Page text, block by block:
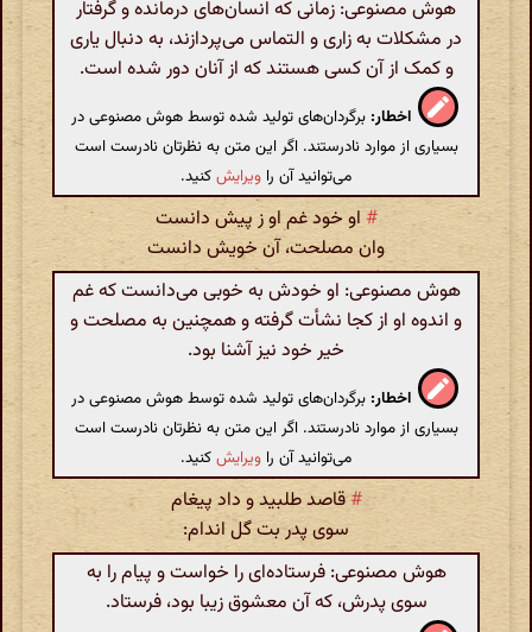
هوش مصنوعی: زمانی که انسان‌های درمانده و گرفتار
در مشکلات به زاری و التماس می‌پردازند، به دنبال یاری
و کمک از آن کسی هستند که از آنان دور شده است.
اخطار: برگردان‌های تولید شده توسط هوش مصنوعی در
بسیاری از موارد نادرستند. اگر این متن به نظرتان نادرست است
می‌توانید آن را ویرایشکنید.
# او خود غم او ز پیش دانست
وان مصلحت، آن خویش دانست
هوش مصنوعی: او خودش به خوبی می‌دانست که غم
و اندوه او از کجا نشأت گرفته و همچنین به مصلحت و
خیر خود نیز آشنا بود.
اخطار: برگردان‌های تولید شده توسط هوش مصنوعی در
بسیاری از موارد نادرستند. اگر این متن به نظرتان نادرست است
می‌توانید آن را ویرایشکنید.
#قاصد طلبید و داد پیغام
سوی پدر بت گل اندام:
هوش مصنوعی: فرستاده‌ای را خواست و پیام را به
سوی پدرش، که آن معشوق زیبا بود، فرستاد.